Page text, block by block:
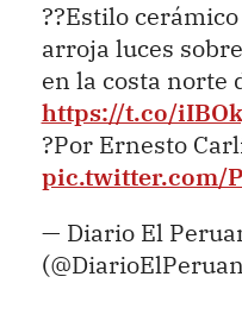
??Estilo
arroja luces
en la costa norte
https://t.co/
?Por Ernesto
pic.twitter.com/
— Diario El